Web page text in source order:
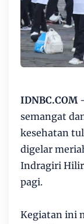
IDNBC.COM
semangat
kesehatan
digelar
Indragiri
pagi.
Kegiatan ini